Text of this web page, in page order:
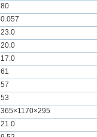
80
0.057
23.0
20.0
17.0
61
57
53
365×1170×295
21.0